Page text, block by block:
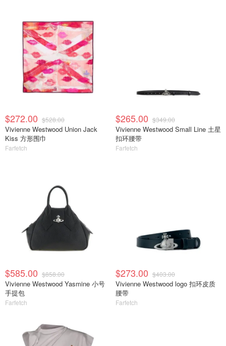
$272.00 $528.00
Vivienne Westwood Union Jack
Kiss 方形围巾
Farfetch
$265.00 $349.00
Vivienne Westwood Small Line 土星
扣环腰带
Farfetch
$585.00 $858.00
Vivienne Westwood Yasmine 小号
手提包
Farfetch
$273.00 $403.00
Vivienne Westwood logo 扣环皮质
腰带
Farfetch